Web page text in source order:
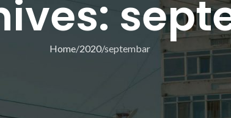
Home 2020 septembar
ДНЕВНИЦА ЗА